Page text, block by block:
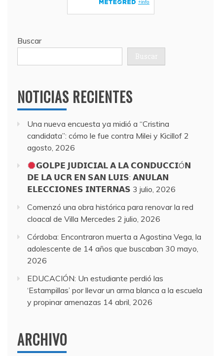
Buscar
Buscar
NOTICIAS RECIENTES
Una nueva encuesta ya midió a “Cristina
candidata”: cómo le fue contra Milei y Kicillof 2
agosto, 2026
𝗚𝗢𝗟𝗣𝗘 𝗝𝗨𝗗𝗜𝗖𝗜𝗔𝗟 𝗔 𝗟𝗔 𝗖𝗢𝗡𝗗𝗨𝗖𝗖𝗜Ó𝗡
𝗗𝗘 𝗟𝗔 𝗨𝗖𝗥 𝗘𝗡 𝗦𝗔𝗡 𝗟𝗨𝗜𝗦: 𝗔𝗡𝗨𝗟𝗔𝗡
𝗘𝗟𝗘𝗖𝗖𝗜𝗢𝗡𝗘𝗦 𝗜𝗡𝗧𝗘𝗥𝗡𝗔𝗦 3 julio, 2026
Comenzó una obra histórica para renovar la red
cloacal de Villa Mercedes 2 julio, 2026
Córdoba: Encontraron muerta a Agostina Vega, la
adolescente de 14 años que buscaban 30 mayo,
2026
EDUCACIÓN: Un estudiante perdió las
‘Estampillas’ por llevar un arma blanca a la escuela
y propinar amenazas 14 abril, 2026
ARCHIVO